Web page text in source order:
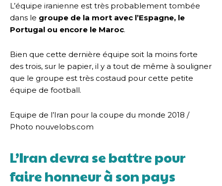
L’équipe iranienne est très probablement tombée
dans le groupe de la mort avec l’Espagne, le
Portugal ou encore le Maroc.
Bien que cette dernière équipe soit la moins forte
des trois, sur le papier, il y a tout de même à souligner
que le groupe est très costaud pour cette petite
équipe de football.
Equipe de l’Iran pour la coupe du monde 2018 /
Photo nouvelobs.com
L’Iran devra se battre pour
faire honneur à son pays